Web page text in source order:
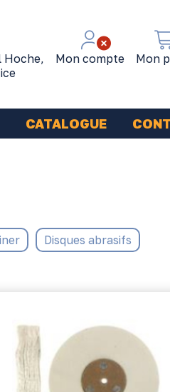
Hoche,
Mon compte Mon
CATALOGUE
Disques abrasifs